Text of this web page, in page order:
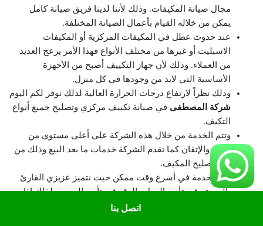
مجال صيانة المكيفات. وذلك لأننا لدينا فريق صيانة كامل
يمكن من خلاله القيام بأعمال الصيانة المختلفة.
عند حدوث عطل في المكيفات المركزية أو المكيفات
الاسبليت أو غيرها من مختلف الأنواع فهذا الأمر يزعج العديد
من العملاء. وذلك لأن جهاز التكييف أصبح من الأجهزة
الأساسية التي لابد من وجودها في كل منزل.
وذلك نظراً لارتفاع درجات الحرارة العالية لذلك نوفر لكم اليوم
شركة المصطفى في صيانة تكييف مركزي وتصليح جميع أنواع
التكيف.
وتتم الخدمة من خلال هذه الشركة على أعلى مستوى من
الدقة والإتقان كما تقدم الشركة خدمات ما بعد البيع وذلك من
أجل تصليح المكيف.
تتم الخدمة في أسرع وقت ممكن حيث نتميز عزيزي القارئ
بالسرعة في تأدية العمل والدقة في تأدية الخدمة، لذلك إذا
أردت القيام بتصليح المكيفات المركزية سارع في التواصل
اتصل بنا